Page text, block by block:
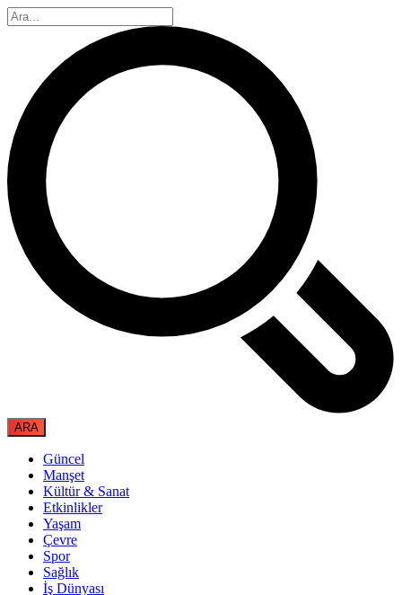
Güncel
Manşet
Kültür & Sanat
Etkinlikler
Yaşam
Çevre
Spor
Sağlık
İş Dünyası